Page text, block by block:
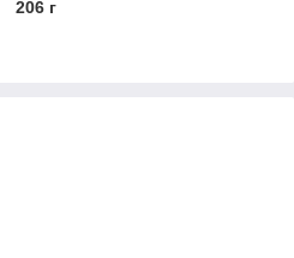
206 г